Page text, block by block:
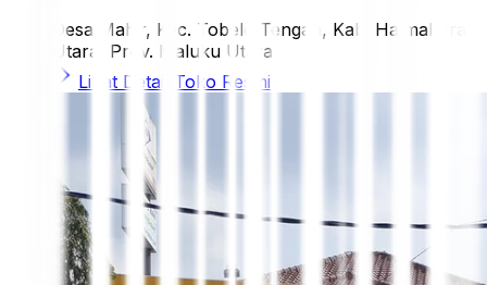
Desa Mahir, Kec. Tobelo Tengah, Kab. Halmahera
Utara, Prov. Maluku Utara
Lihat Detail Toko Resmi